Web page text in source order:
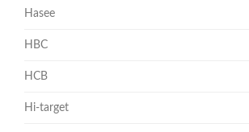
Hasee
HBC
HCB
Hi-target